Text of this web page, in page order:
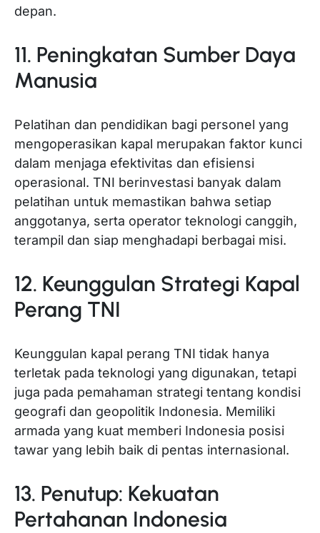
depan.
11. Peningkatan Sumber Daya
Manusia
Pelatihan dan pendidikan bagi personel yang
mengoperasikan kapal merupakan faktor kunci
dalam menjaga efektivitas dan efisiensi
operasional. TNI berinvestasi banyak dalam
pelatihan untuk memastikan bahwa setiap
anggotanya, serta operator teknologi canggih,
terampil dan siap menghadapi berbagai misi.
12. Keunggulan Strategi Kapal
Perang TNI
Keunggulan kapal perang TNI tidak hanya
terletak pada teknologi yang digunakan, tetapi
juga pada pemahaman strategi tentang kondisi
geografi dan geopolitik Indonesia. Memiliki
armada yang kuat memberi Indonesia posisi
tawar yang lebih baik di pentas internasional.
13. Penutup: Kekuatan
Pertahanan Indonesia